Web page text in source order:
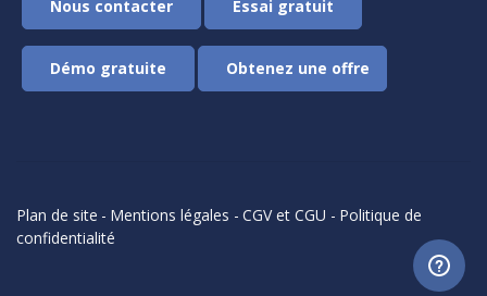
Démo gratuite
Plan de site - Mentions légales - CGV et CGU - Politique de
confidentialité